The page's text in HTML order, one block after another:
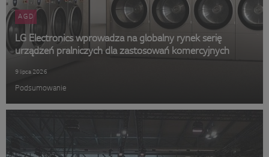
AGD
LG Electronics wprowadza na globalny rynek serię
urządzeń pralniczych dla zastosowań komercyjnych
9 lipca 2026
Podsumowanie